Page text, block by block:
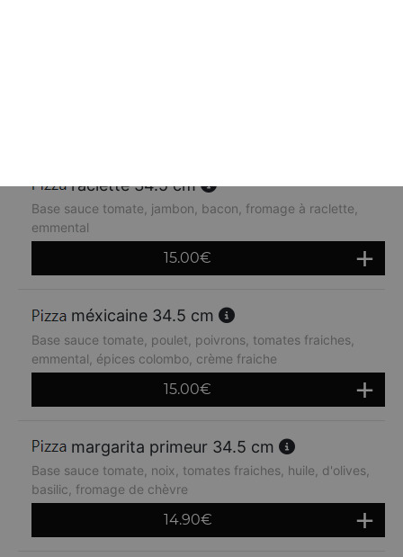
raclette 34.5 cm
Base sauce tomate, jambon, bacon, fromage à raclette,
emmental
15.00€
méxicaine 34.5 cm
Base sauce tomate, poulet, poivrons, tomates fraiches,
emmental, épices colombo, crème fraiche
15.00€
margarita primeur 34.5 cm
Base sauce tomate, noix, tomates fraiches, huile, d'olives,
basilic, fromage de chèvre
14.90€